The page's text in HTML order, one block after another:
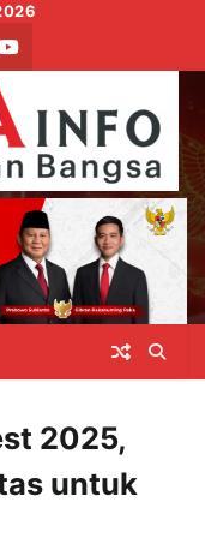
youtube
2025,
untuk